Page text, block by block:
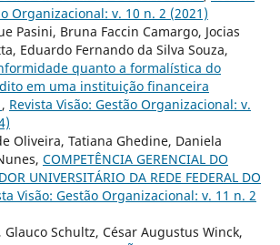
Organizacional: v. 10 n. 2 (2021)
Pasini, Bruna Faccin Camargo, Jocias
Eduardo Fernando da Silva Souza,
quanto a formalística do
em uma instituição financeira
, Revista Visão: Gestão Organizacional: v.
Oliveira, Tatiana Ghedine, Daniela
COMPETÊNCIA GERENCIAL DO
UNIVERSITÁRIO DA REDE FEDERAL DO
Visão: Gestão Organizacional: v. 11 n. 2
Glauco Schultz, César Augustus Winck,